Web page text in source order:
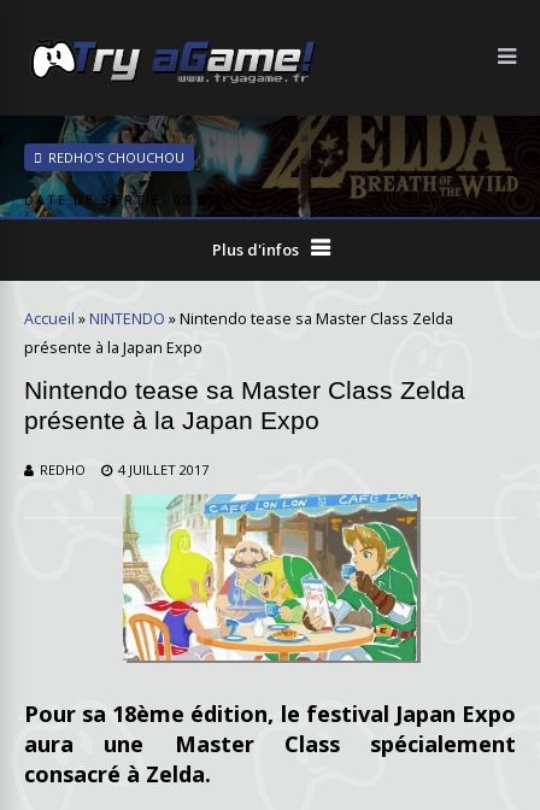
REDHO'S CHOUCHOU
DATE DE SORTIE: 03 MARS 2017
Plus d'infos
Accueil » NINTENDO »Nintendo tease sa Master Class Zelda
présente à la Japan Expo
Nintendo tease sa Master Class Zelda
présente à la Japan Expo
REDHO 4 JUILLET 2017
Pour sa 18ème édition, le festival Japan Expo
aura une Master Class spécialement
consacré à Zelda.